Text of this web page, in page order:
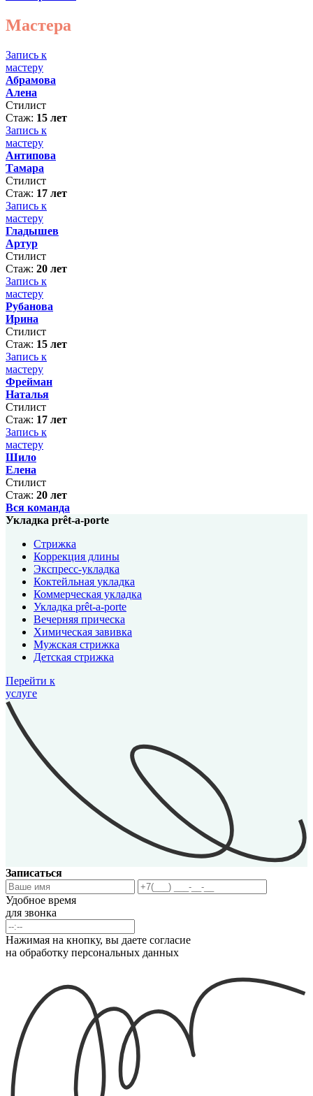
Мастера
Запись к
мастеру
Абрамова
Алена
Стилист
Стаж: 15 лет
Запись к
мастеру
Антипова
Тамара
Стилист
Стаж: 17 лет
Запись к
мастеру
Гладышев
Артур
Стилист
Стаж: 20 лет
Запись к
мастеру
Рубанова
Ирина
Стилист
Стаж: 15 лет
Запись к
мастеру
Фрейман
Наталья
Стилист
Стаж: 17 лет
Запись к
мастеру
Шило
Елена
Стилист
Стаж: 20 лет
Вся команда
Укладка prêt-a-porte
Стрижка
Коррекция длины
Экспресс-укладка
Коктейльная укладка
Коммерческая укладка
Укладка prêt-a-porte
Вечерняя прическа
Химическая завивка
Мужская стрижка
Детская стрижка
Перейти к
услуге
Записаться
Удобное время
для звонка
Нажимая на кнопку, вы даете согласие
на обработку персональных данных